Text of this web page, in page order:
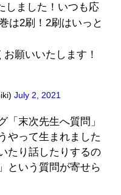
しました！いつも応
は2刷！2刷はいっと
願いいたします！
July 2, 2021
末次先生へ質問」
やって生まれました
たり話したりするの
という質問が寄せら